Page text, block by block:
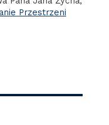
Przestrzeni